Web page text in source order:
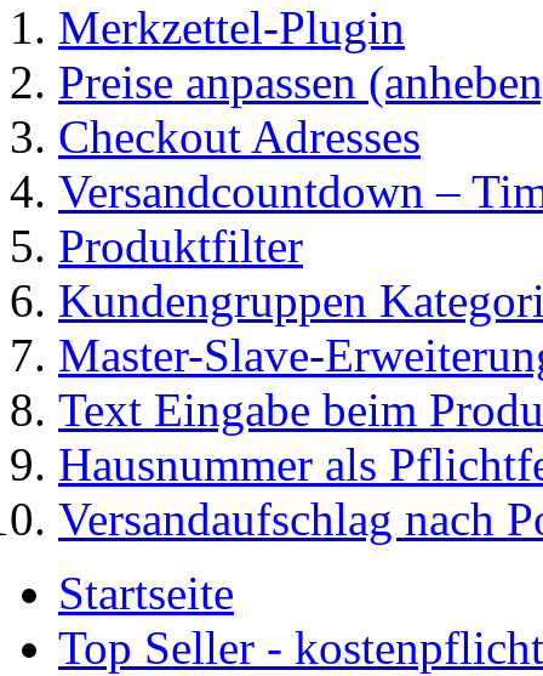
Merkzettel-Plugin
Preise anpassen
Checkout Adresses
Versandcountdown –
Produktfilter
Kundengruppen
Master-Slave-
Text Eingabe beim
Hausnummer als
Versandaufschlag nach
Startseite
Top Seller -